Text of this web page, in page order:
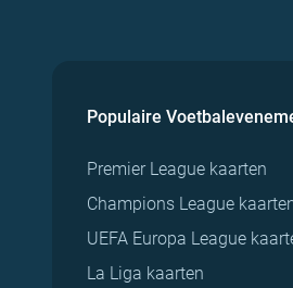
Populaire
Premier League kaarten
Champions League
UEFA Europa League
La Liga kaarten